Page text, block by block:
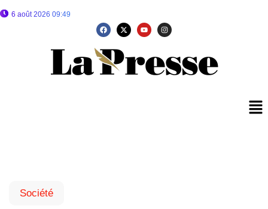
6 août 2026 09:49
Société